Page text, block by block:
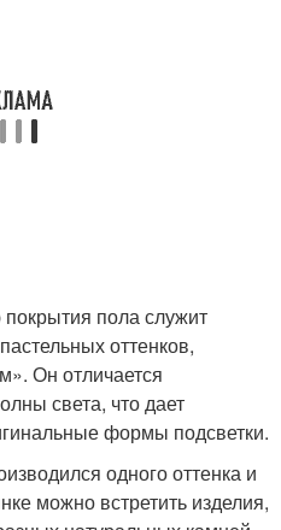
пола служит
оттенков,
Он отличается
света, что дает
формы подсветки.
одного оттенка и
можно встретить изделия,